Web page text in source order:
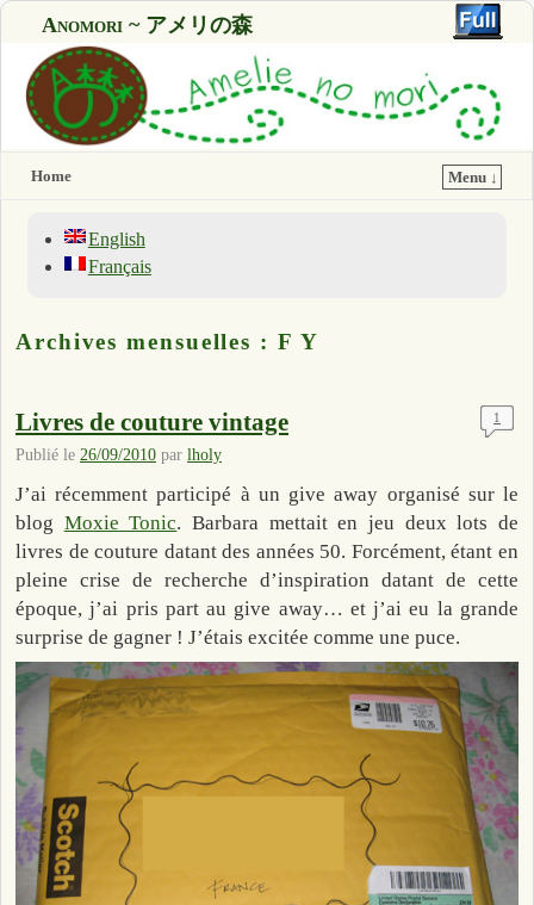
Anomori ~ アメリの森
Home Menu ↓
English
Français
Archives mensuelles : F Y
Livres de couture vintage
Publié le 26/09/2010 par lholy
1
J’ai récemment participé à un give away organisé sur le
blog Moxie Tonic. Barbara mettait en jeu deux lots de
livres de couture datant des années 50. Forcément, étant en
pleine crise de recherche d’inspiration datant de cette
époque, j’ai pris part au give away… et j’ai eu la grande
surprise de gagner ! J’étais excitée comme une puce.